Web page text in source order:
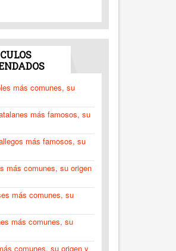
más comunes, su
más famosos, su
más famosos, su
más comunes, su origen
más comunes, su
más comunes, su
comunes, su origen y